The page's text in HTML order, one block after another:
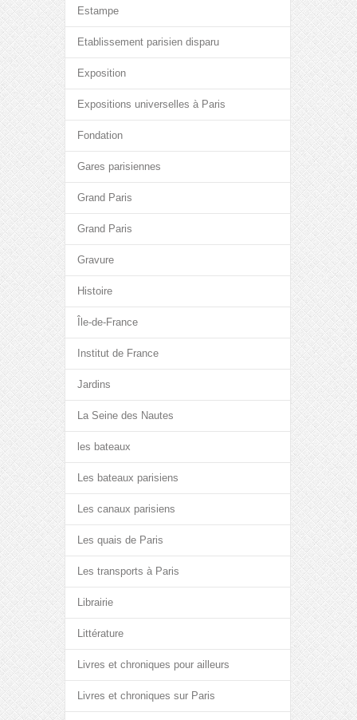
Estampe
Etablissement parisien disparu
Exposition
Expositions universelles à Paris
Fondation
Gares parisiennes
Grand Paris
Grand Paris
Gravure
Histoire
Île-de-France
Institut de France
Jardins
La Seine des Nautes
les bateaux
Les bateaux parisiens
Les canaux parisiens
Les quais de Paris
Les transports à Paris
Librairie
Littérature
Livres et chroniques pour ailleurs
Livres et chroniques sur Paris